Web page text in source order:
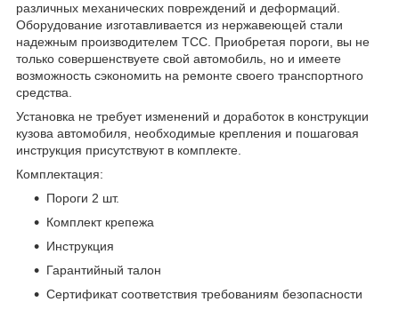
различных механических повреждений и деформаций.
Оборудование изготавливается из нержавеющей стали
надежным производителем ТСС. Приобретая пороги, вы не
только совершенствуете свой автомобиль, но и имеете
возможность сэкономить на ремонте своего транспортного
средства.
Установка не требует изменений и доработок в конструкции
кузова автомобиля, необходимые крепления и пошаговая
инструкция присутствуют в комплекте.
Комплектация:
Пороги 2 шт.
Комплект крепежа
Инструкция
Гарантийный талон
Сертификат соответствия требованиям безопасности